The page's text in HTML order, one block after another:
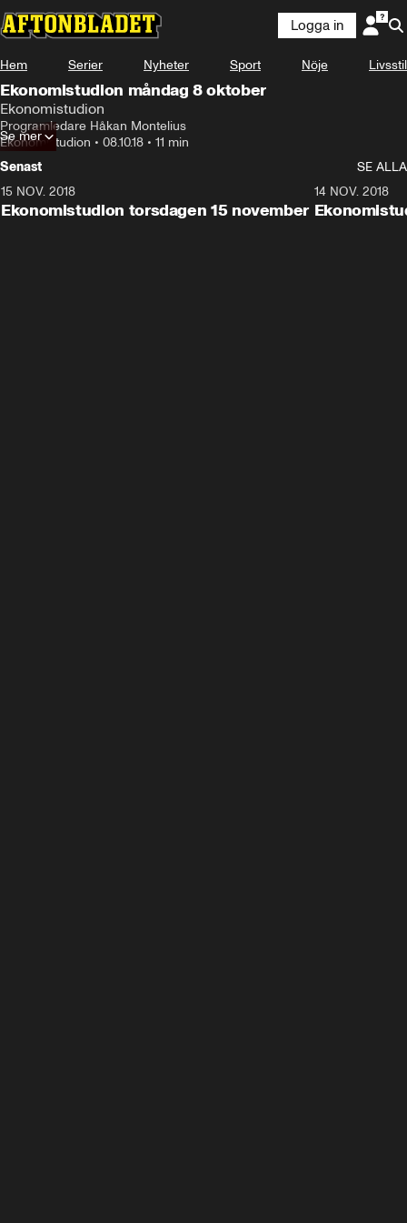
Logga in
Hem Serier Nyheter Sport Nöje Livsstil
Ekonomistudion måndag 8 oktober
Ekonomistudion
Programledare Håkan Montelius
Ekonomistudion • 08.10.18 • 11 min
Se mer
Senast
SE ALLA
15 NOV. 2018
Ekonomistudion torsdagen 15 november
14 NOV. 2018